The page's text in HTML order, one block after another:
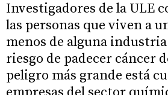
Investigadores de la ULE
las personas que viven a
menos de alguna
riesgo de padecer cáncer
peligro más grande está